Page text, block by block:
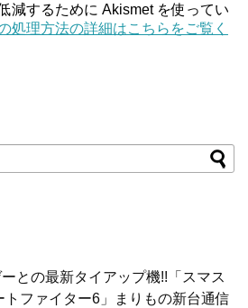
減するために Akismet を使ってい
処理方法の詳細はこちらをご覧く
との最新タイアップ機!!「スマス
トファイター6」まりもの新台通信